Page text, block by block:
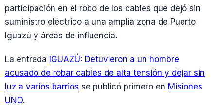
participación en el robo de los cables que dejó sin
suministro eléctrico a una amplia zona de Puerto
Iguazú y áreas de influencia.
La entrada IGUAZÚ: Detuvieron a un hombre
acusado de robar cables de alta tensión y dejar sin
luz a varios barrios se publicó primero en Misiones
UNO.